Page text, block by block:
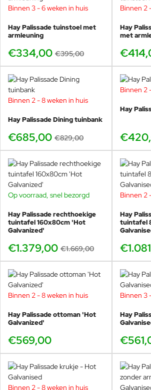
-15%
Binnen 3 - 6 weken in huis
Hay Palissade tuinstoel met
armleuning
€334,00 €395,00
Binnen 2
Hay
met
-17%
Binnen 2 - 8 weken in huis
Hay Palissade Dining tuinbank
€685,00 €829,00
Binnen 2
Hay
-17%
Op voorraad, snel bezorgd
Hay Palissade rechthoekige
tuintafel 160x80cm 'Hot
Galvanized'
€1.379,00 €1.669,00
Binnen 2
Hay
tuintafel
Binnen 2 - 8 weken in huis
Hay Palissade ottoman 'Hot
Galvanized'
€569,00
Binnen 3
Hay
Binnen 2 - 8 weken in huis